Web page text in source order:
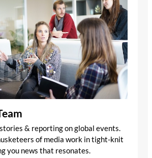
& reporting on global events.
of media work in tight-knit
you news that resonates.